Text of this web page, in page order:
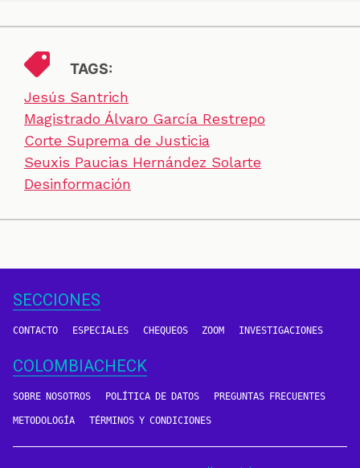
TAGS:
Jesús Santrich
Magistrado Álvaro García Restrepo
Corte Suprema de Justicia
Seuxis Paucias Hernández Solarte
Desinformación
SECCIONES
CONTACTO ESPECIALES CHEQUEOS ZOOM INVESTIGACIONES
COLOMBIACHECK
SOBRE NOSOTROS POLÍTICA DE DATOS PREGUNTAS FRECUENTES
METODOLOGÍA TÉRMINOS Y CONDICIONES